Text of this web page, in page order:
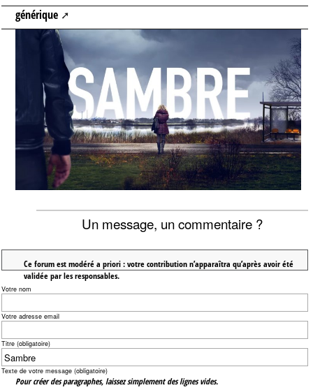
générique
Un message, un commentaire ?
Ce forum est modéré a priori : votre contribution n’apparaîtra qu’après avoir été
validée par les responsables.
Votre nom
Votre adresse email
Titre (obligatoire)
Texte de votre message (obligatoire)
Pour créer des paragraphes, laissez simplement des lignes vides.